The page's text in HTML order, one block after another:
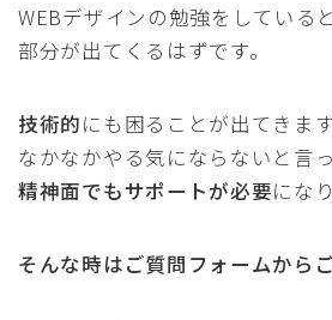
WEBデザインの勉強をしている
部分が出てくるはずです。
技術的にも困ることが出てきます
なかなかやる気にならないと言っ
精神面でもサポートが必要にな
そんな時はご質問フォームから